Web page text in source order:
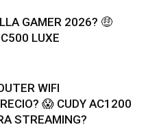
GAMER 2026? 🤑
LUXE
WIFI
😱 CUDY AC1200
STREAMING?